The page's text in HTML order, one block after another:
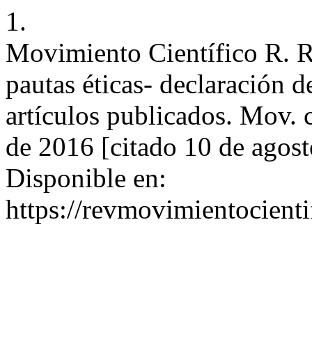
1.
Movimiento Científico R.
pautas éticas- declaración
artículos publicados. Mov.
de 2016 [citado 10 de
Disponible en:
https://